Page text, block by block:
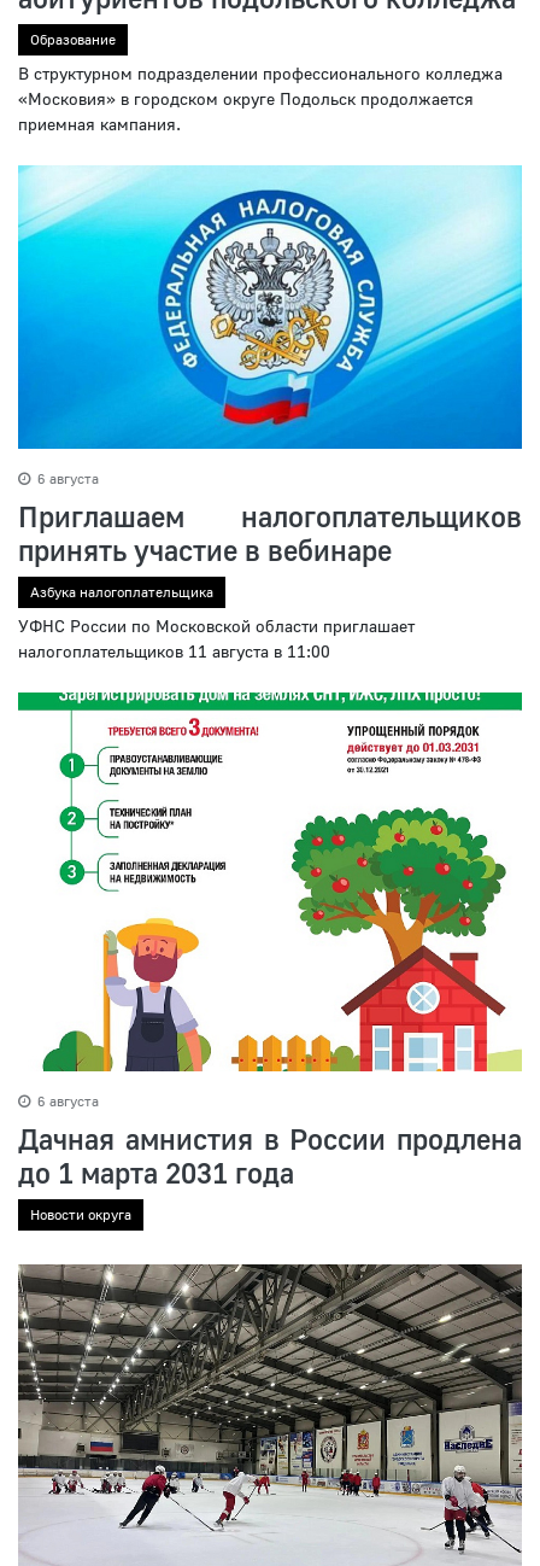
Образование
В структурном подразделении профессионального колледжа
«Московия» в городском округе Подольск продолжается
приемная кампания.
6 августа
Приглашаем налогоплательщиков
принять участие в вебинаре
Азбука налогоплательщика
УФНС России по Московской области приглашает
налогоплательщиков 11 августа в 11:00
6 августа
Дачная амнистия в России продлена
до 1 марта 2031 года
Новости округа